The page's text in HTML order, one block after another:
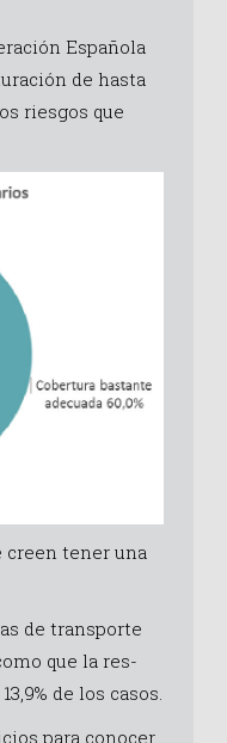
Española
de hasta
riesgos que
creen tener una
de trans­porte
que la res­
de los ca­sos.
para co­nocer